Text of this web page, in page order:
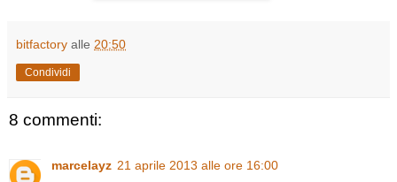
bitfactory alle 20:50
Condividi
8 commenti:
marcelayz 21 aprile 2013 alle ore 16:00